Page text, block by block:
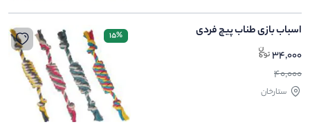
اسباب بازی طناب پیچ فردی
34,000
40,000
ستارخان
15%